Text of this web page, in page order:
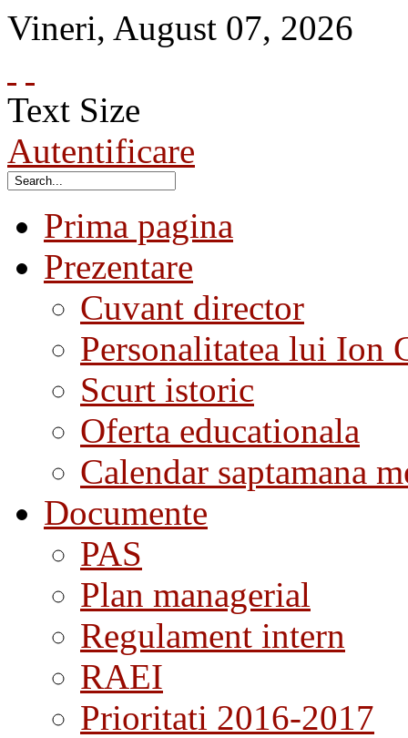
Vineri, August 07, 2026
Text Size
Autentificare
Prima pagina
Prezentare
Cuvant director
Personalitatea lui Ion
Scurt istoric
Oferta educationala
Calendar saptamana
Documente
PAS
Plan managerial
Regulament intern
RAEI
Prioritati 2016-2017